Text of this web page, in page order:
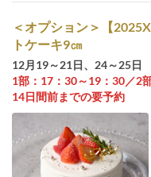
＜オプション＞【
トケーキ9㎝
12月19～21日、24～25日
1部：17：30～19：30／2
14日間前までの要予約